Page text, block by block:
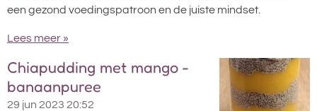
een gezond voedingspatroon en de juiste mindset.
Lees meer »
Chiapudding met mango -
banaanpuree
29 jun 2023 20:52